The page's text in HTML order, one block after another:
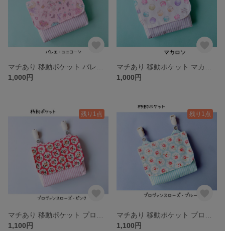
1,000円
1,000円
残り1点
1,100円
残り1点
1,100円